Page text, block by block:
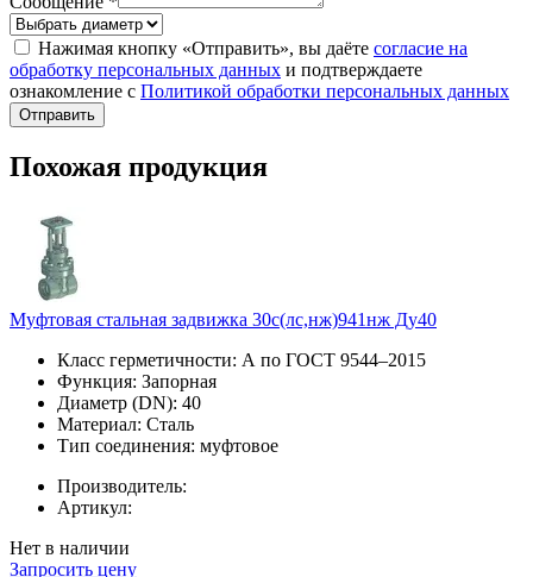
Нажимая кнопку «Отправить», вы даёте согласие на
обработку персональных данных и подтверждаете
ознакомление с Политикой обработки персональных данных
Отправить
Похожая продукция
Муфтовая стальная задвижка 30с(лс,нж)941нж Ду40
Класс герметичности: А по ГОСТ 9544–2015
Функция: Запорная
Диаметр (DN): 40
Материал: Сталь
Тип соединения: муфтовое
Производитель:
Артикул:
Нет в наличии
Запросить цену